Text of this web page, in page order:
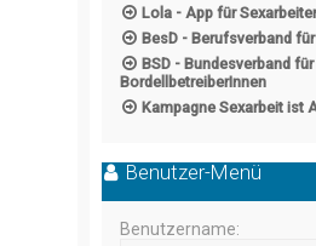
Lola - App für
BesD - Berufsverband
BSD - Bundesverband für
BordellbetreiberInnen
Kampagne Sexarbeit ist
Benutzer-Menü
Benutzername: